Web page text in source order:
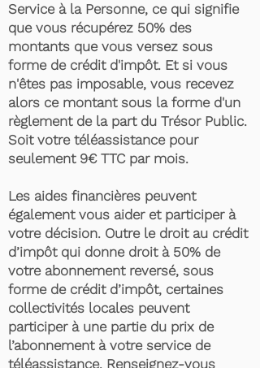
Service à la Personne, ce qui signifie
que vous récupérez 50% des
montants que vous versez sous
forme de crédit d'impôt. Et si vous
n'êtes pas imposable, vous recevez
alors ce montant sous la forme d'un
règlement de la part du Trésor Public.
Soit votre téléassistance pour
seulement 9€ TTC par mois.
Les aides financières peuvent
également vous aider et participer à
votre décision. Outre le droit au crédit
d’impôt qui donne droit à 50% de
votre abonnement reversé, sous
forme de crédit d’impôt, certaines
collectivités locales peuvent
participer à une partie du prix de
l’abonnement à votre service de
téléassistance. Renseignez-vous